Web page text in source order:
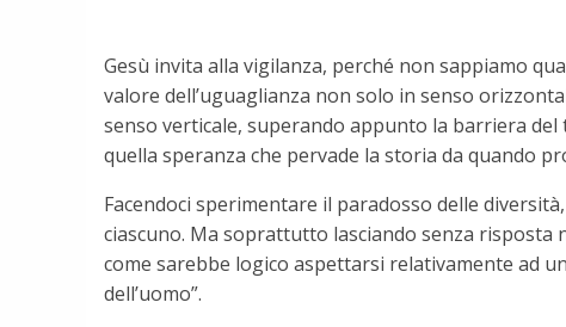
Gesù invita alla vigilanza, perché non sappiamo
valore dell’uguaglianza non solo in senso
senso verticale, superando appunto la barriera
quella speranza che pervade la storia da quando
Facendoci sperimentare il paradosso delle
ciascuno. Ma soprattutto lasciando senza risposta
come sarebbe logico aspettarsi relativamente ad
dell’uomo”.